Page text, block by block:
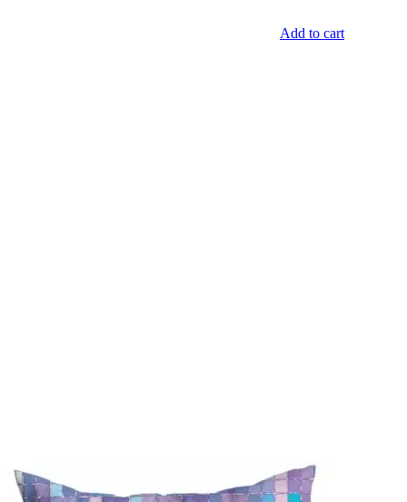
Add to cart